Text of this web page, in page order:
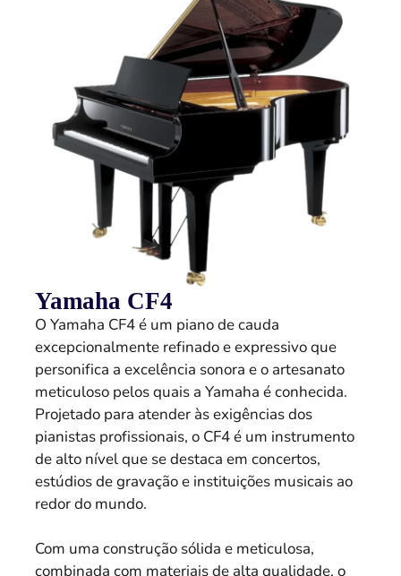
Yamaha CF4
O Yamaha CF4 é um piano de cauda
excepcionalmente refinado e expressivo que
personifica a excelência sonora e o artesanato
meticuloso pelos quais a Yamaha é conhecida.
Projetado para atender às exigências dos
pianistas profissionais, o CF4 é um instrumento
de alto nível que se destaca em concertos,
estúdios de gravação e instituições musicais ao
redor do mundo.
Com uma construção sólida e meticulosa,
combinada com materiais de alta qualidade, o